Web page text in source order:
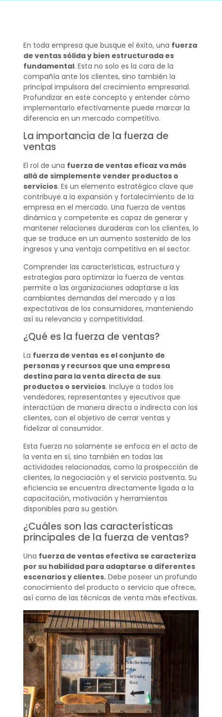
En toda empresa que busque el éxito, una fuerza
de ventas sólida y bien estructurada es
fundamental. Esta no solo es la cara de la
compañía ante los clientes, sino también la
principal impulsora del crecimiento empresarial.
Profundizar en este concepto y entender cómo
implementarlo efectivamente puede marcar la
diferencia en un mercado competitivo.
La importancia de la fuerza de
ventas
El rol de una fuerza de ventas eficaz va más
allá de simplemente vender productos o
servicios. Es un elemento estratégico clave que
contribuye a la expansión y fortalecimiento de la
empresa en el mercado. Una fuerza de ventas
dinámica y competente es capaz de generar y
mantener relaciones duraderas con los clientes, lo
que se traduce en un aumento sostenido de los
ingresos y una ventaja competitiva en el sector.
Comprender las características, estructura y
estrategias para optimizar la fuerza de ventas
permite a las organizaciones adaptarse a las
cambiantes demandas del mercado y a las
expectativas de los consumidores, manteniendo
así su relevancia y competitividad.
¿Qué es la fuerza de ventas?
La fuerza de ventas es el conjunto de
personas y recursos que una empresa
destina para la venta directa de sus
productos o servicios. Incluye a todos los
vendedores, representantes y ejecutivos que
interactúan de manera directa o indirecta con los
clientes, con el objetivo de cerrar ventas y
fidelizar al consumidor.
Esta fuerza no solamente se enfoca en el acto de
la venta en sí, sino también en todas las
actividades relacionadas, como la prospección de
clientes, la negociación y el servicio postventa. Su
eficiencia se encuentra directamente ligada a la
capacitación, motivación y herramientas
disponibles para su gestión.
¿Cuáles son las características
principales de la fuerza de ventas?
Una fuerza de ventas efectiva se caracteriza
por su habilidad para adaptarse a diferentes
escenarios y clientes.Debe poseer un profundo
conocimiento del producto o servicio que ofrece,
así como de las técnicas de venta más efectivas.